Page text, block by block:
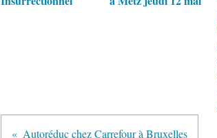
Autoréduc chez Carrefour à Bruxelles